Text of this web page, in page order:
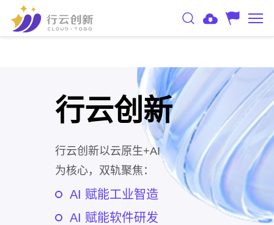
行云创新
行云创新以云原生+AI
为核心，双轨聚焦：
AI 赋能工业智造
AI 赋能软件研发